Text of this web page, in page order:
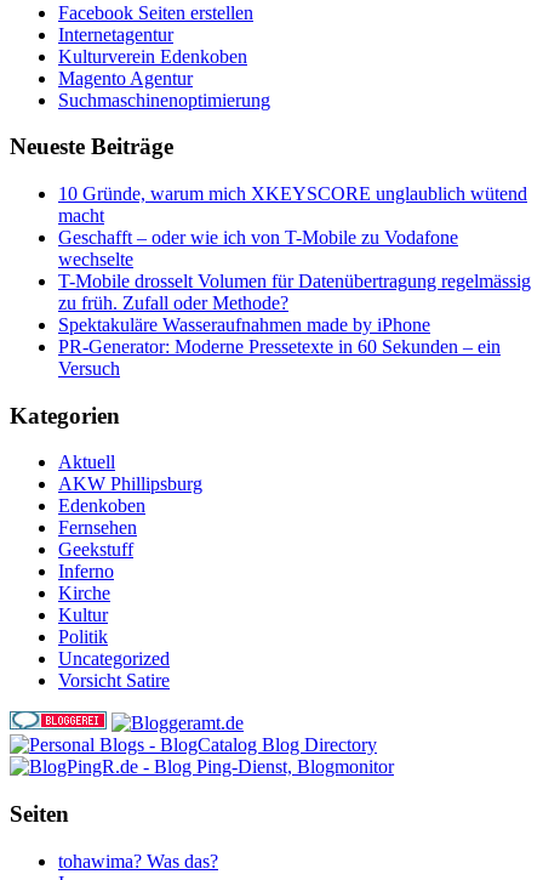
Facebook Seiten erstellen
Internetagentur
Kulturverein Edenkoben
Magento Agentur
Suchmaschinenoptimierung
Neueste Beiträge
10 Gründe, warum mich XKEYSCORE unglaublich wütend
macht
Geschafft – oder wie ich von T-Mobile zu Vodafone
wechselte
T-Mobile drosselt Volumen für Datenübertragung regelmässig
zu früh. Zufall oder Methode?
Spektakuläre Wasseraufnahmen made by iPhone
PR-Generator: Moderne Pressetexte in 60 Sekunden – ein
Versuch
Kategorien
Aktuell
AKW Phillipsburg
Edenkoben
Fernsehen
Geekstuff
Inferno
Kirche
Kultur
Politik
Uncategorized
Vorsicht Satire
Seiten
tohawima? Was das?